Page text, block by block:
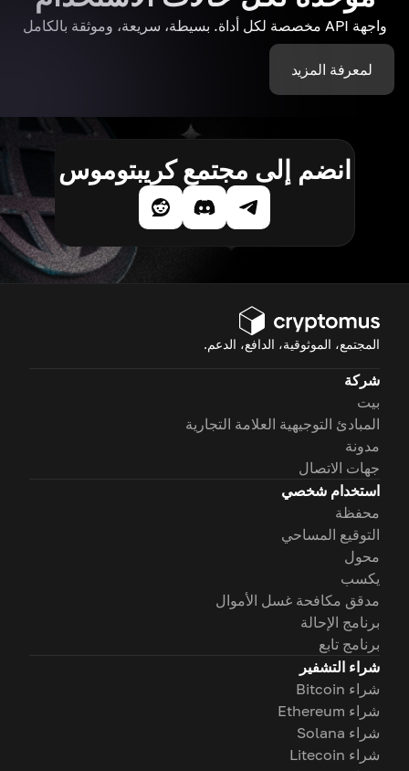
واجهة API مخصصة لكل أداة. بسيطة، سريعة، وموثقة بالكامل
لمعرفة المزيد
انضم إلى مجتمع كريبتوموس
المجتمع، الموثوقية، الدافع، الدعم.
شركة
بيت
المبادئ التوجيهية العلامة التجارية
مدونة
جهات الاتصال
استخدام شخصي
محفظة
التوقيع المساحي
محول
يكسب
مدقق مكافحة غسل الأموال
برنامج الإحالة
برنامج تابع
شراء التشفير
شراء Bitcoin
شراء Ethereum
شراء Solana
شراء Litecoin